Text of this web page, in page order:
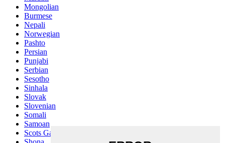
Mongolian
Burmese
Nepali
Norwegian
Pashto
Persian
Punjabi
Serbian
Sesotho
Sinhala
Slovak
Slovenian
Somali
Samoan
Scots Gaelic